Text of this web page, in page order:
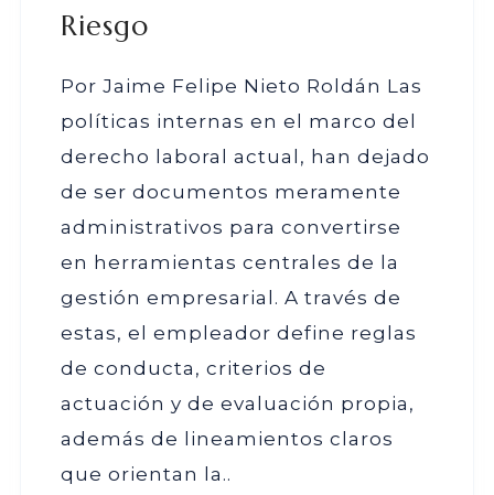
Riesgo
Por Jaime Felipe Nieto Roldán Las
políticas internas en el marco del
derecho laboral actual, han dejado
de ser documentos meramente
administrativos para convertirse
en herramientas centrales de la
gestión empresarial. A través de
estas, el empleador define reglas
de conducta, criterios de
actuación y de evaluación propia,
además de lineamientos claros
que orientan la..